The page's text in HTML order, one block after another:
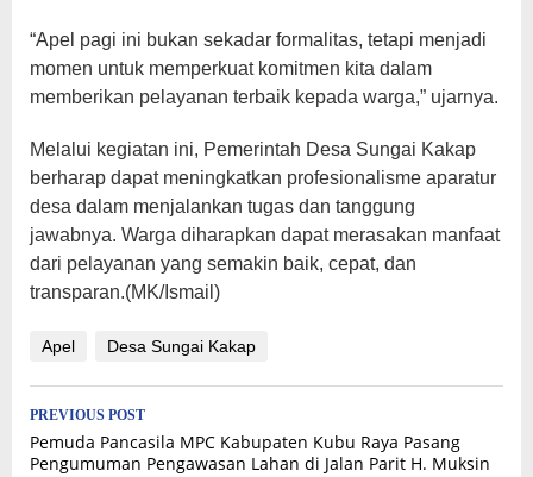
“Apel pagi ini bukan sekadar formalitas, tetapi menjadi
momen untuk memperkuat komitmen kita dalam
memberikan pelayanan terbaik kepada warga,” ujarnya.
Melalui kegiatan ini, Pemerintah Desa Sungai Kakap
berharap dapat meningkatkan profesionalisme aparatur
desa dalam menjalankan tugas dan tanggung
jawabnya. Warga diharapkan dapat merasakan manfaat
dari pelayanan yang semakin baik, cepat, dan
transparan.(MK/Ismail)
Apel Desa Sungai Kakap
Post
navigation
PREVIOUS POST
Pemuda Pancasila MPC Kabupaten Kubu Raya Pasang
Pengumuman Pengawasan Lahan di Jalan Parit H. Muksin